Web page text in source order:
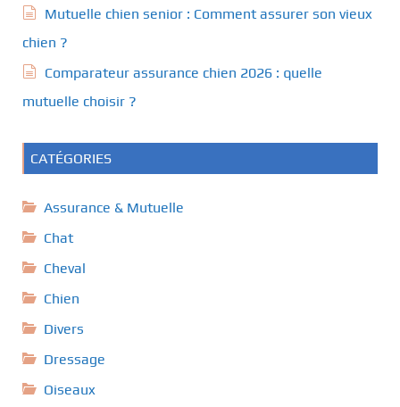
Mutuelle chien senior : Comment assurer son vieux
chien ?
Comparateur assurance chien 2026 : quelle
mutuelle choisir ?
CATÉGORIES
Assurance & Mutuelle
Chat
Cheval
Chien
Divers
Dressage
Oiseaux